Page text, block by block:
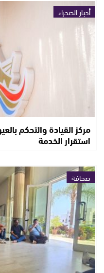
أخبار الصحراء
مركز القيادة والتحكم
استقرار الخدمة
صحافة